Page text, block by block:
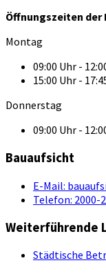
Öffnungszeiten
Montag
09:00 Uhr -
15:00 Uhr -
Donnerstag
09:00 Uhr -
Bauaufsicht
E-Mail:
Telefon: 2000-
Weiterführende
Städtische